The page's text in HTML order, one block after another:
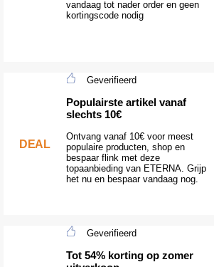
vandaag tot nader order en geen
kortingscode nodig
DEAL
Geverifieerd
Populairste artikel vanaf
slechts 10€
Ontvang vanaf 10€ voor meest
populaire producten, shop en
bespaar flink met deze
topaanbieding van ETERNA. Grijp
het nu en bespaar vandaag nog.
Geverifieerd
Tot 54% korting op zomer